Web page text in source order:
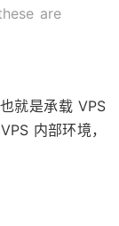
are
就是承载 VPS
内部环境，